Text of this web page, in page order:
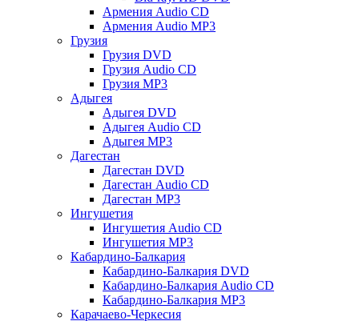
Армения Audio CD
Армения Audio MP3
Грузия
Грузия DVD
Грузия Audio CD
Грузия MP3
Адыгея
Адыгея DVD
Адыгея Audio CD
Адыгея MP3
Дагестан
Дагестан DVD
Дагестан Audio CD
Дагестан MP3
Ингушетия
Ингушетия Audio CD
Ингушетия MP3
Кабардино-Балкария
Кабардино-Балкария DVD
Кабардино-Балкария Audio CD
Кабардино-Балкария MP3
Карачаево-Черкесия